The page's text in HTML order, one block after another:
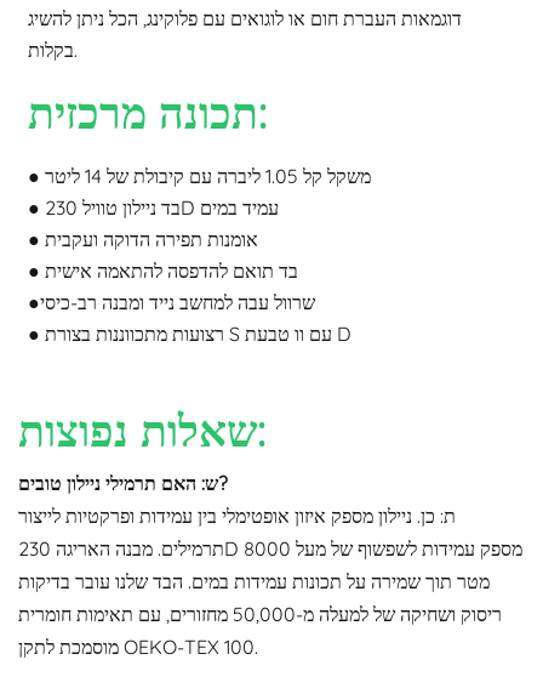
דוגמאות העברת חום או לוגואים עם פלוקינג, הכל ניתן להשיג
בקלות.
תכונה מרכזית:
● משקל קל 1.05 ליברה עם קיבולת של 14 ליטר
● בד ניילון טוויל 230D עמיד במים
● אומנות תפירה הדוקה ועקבית
● בד תואם להדפסה להתאמה אישית
●שרוול עבה למחשב נייד ומבנה רב-כיסי
● רצועות מתכווננות בצורת S עם וו טבעת D
שאלות נפוצות:
ש: האם תרמילי ניילון טובים?
ת: כן. ניילון מספק איזון אופטימלי בין עמידות ופרקטיות לייצור
תרמילים. מבנה האריגה 230D מספק עמידות לשפשוף של מעל 8000
מטר תוך שמירה על תכונות עמידות במים. הבד שלנו עובר בדיקות
ריסוק ושחיקה של למעלה מ-50,000 מחזורים, עם תאימות חומרית
מוסמכת לתקן OEKO-TEX 100.